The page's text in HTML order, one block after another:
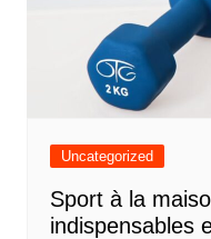
Uncategorized
Sport à la
indispensables